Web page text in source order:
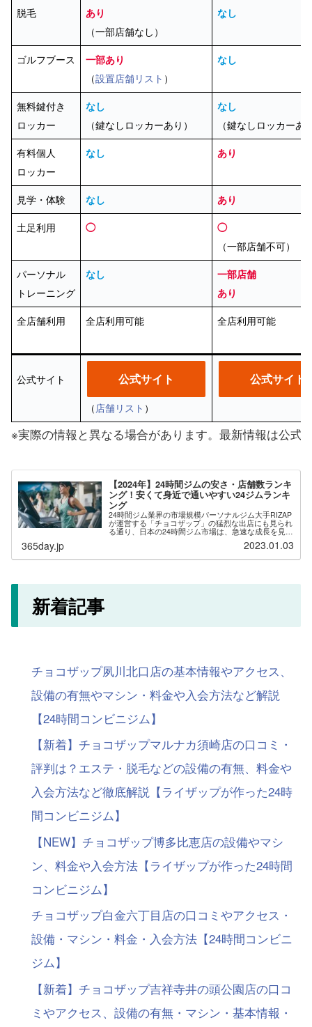
脱毛 あり
（一部店舗なし）
なし
ゴルフブース 一部あり
（設置店舗リスト ）
なし
無料鍵付き
ロッカー
なし
（鍵なしロッカーあり）
なし
（鍵なしロッカーあ
有料個人
ロッカー
なし あり
見学・体験 なし あり
土足利用 ◯ ◯
（一部店舗不可）
パーソナル
トレーニング
なし
一部店舗
あり
全店舗利用 全店利用可能 全店利用可能
公式サイト 公式サイト
（店舗リスト ）
公式サイト
※実際の情報と異なる場合があります。最新情報は公式
【2024年】24時間ジムの安さ・店舗数ランキ
ング！安くて身近で通いやすい24ジムランキ
ング
24時間ジム業界の市場規模パーソナルジム大手RIZAP
が運営する「チョコザップ」の猛烈な出店にも見られ
る通り、日本の24時間ジム市場は、急速な成長を見せ
ムの導入により、運営コストを下げた低価格...
365day.jp 2023.01.03
新着記事
チョコザップ夙川北口店の基本情報やアクセス、
設備の有無やマシン・料金や入会方法など解説
【24時間コンビニジム】
【新着】チョコザップマルナカ須崎店の口コミ・
評判は？エステ・脱毛などの設備の有無、料金や
入会方法など徹底解説【ライザップが作った24時
間コンビニジム】
【NEW】チョコザップ博多比恵店の設備やマシ
ン、料金や入会方法【ライザップが作った24時間
コンビニジム】
チョコザップ白金六丁目店の口コミやアクセス・
設備・マシン・料金・入会方法【24時間コンビニ
ジム】
【新着】チョコザップ吉祥寺井の頭公園店の口コ
ミやアクセス、設備の有無・マシン・基本情報・